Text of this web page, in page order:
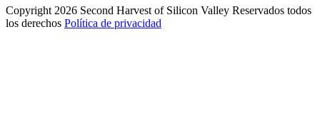
Copyright 2026 Second Harvest of Silicon Valley Reservados todos
los derechos Política de privacidad